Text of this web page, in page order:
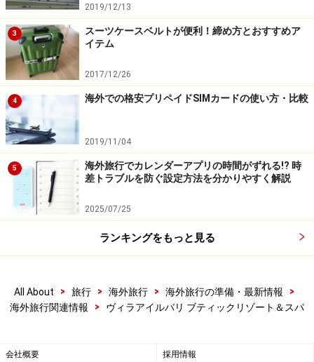
ーターサーバーも設置されています。
▼1ベッドルームヴィラ
1ベッドルームは、プライベートプールに向いたオープ
ンリビングに専用キッチン、そして天蓋付きベッドを主
寝室に、陽を浴びながらの優雅なバスタブとシャワーブ
ースを備えた間取りで、カップルやハネムーンに人気で
す。門からのアプローチも芝が眩しく、約230平米の広
さです。
▼2ベッドルームヴィラ
で、それぞれにバスルームが併設されており、プライベ
ートプールにオープンリビング、専用のキッチンで、約
2019/12/13
3
スーツケースベルトが便利！締め方とおすすめア
イテム
2017/12/26
4 海外での格安プリペイドSIMカードの使い方・比較
2019/11/04
5
海外旅行でカレンダーアプリの時間がずれる!? 時
差トラブルを防ぐ設定方法を分かりやすく解説
2025/07/25
ランキングをもっと見る
All About > 旅行 > 海外旅行 > 海外旅行の準備・最新情報
>
海外旅行関連情報
> ヴィラアイルバリ ブティックリゾート＆スパ
会社概要 採用情報